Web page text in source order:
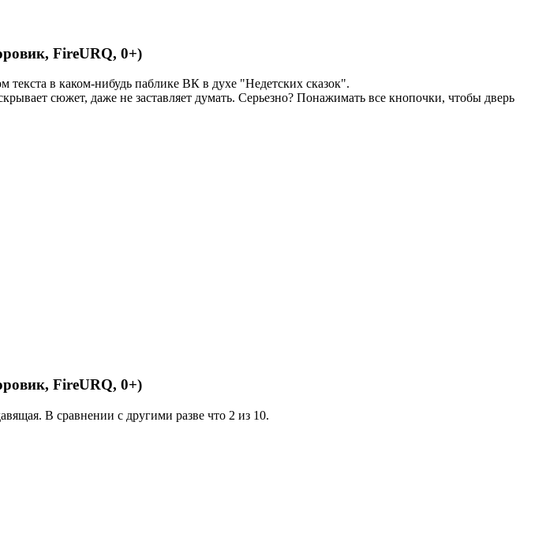
FireURQ, 0+)
в каком-нибудь паблике ВК в духе "Недетских сказок".
сюжет, даже не заставляет думать. Серьезно? Понажимать все кнопочки, чтобы дверь
FireURQ, 0+)
В сравнении с другими разве что 2 из 10.